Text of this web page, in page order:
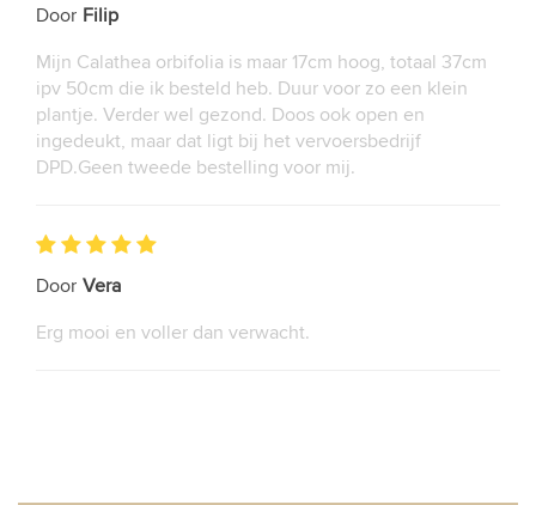
Door Filip
Mijn Calathea orbifolia is maar 17cm hoog, totaal 37cm
ipv 50cm die ik besteld heb. Duur voor zo een klein
plantje. Verder wel gezond. Doos ook open en
ingedeukt, maar dat ligt bij het vervoersbedrijf
DPD.Geen tweede bestelling voor mij.
Door Vera
Erg mooi en voller dan verwacht.